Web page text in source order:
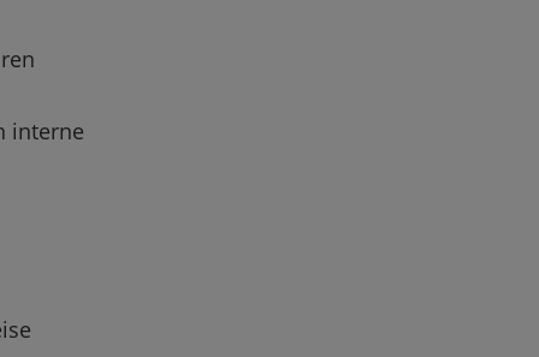
interne